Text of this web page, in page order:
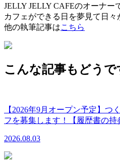
JELLY JELLY CAFEのオーナー
カフェができる日を夢見て日々
他の執筆記事はこちら
こんな記事もどうで
【2026年9月オープン予定】つ
フを募集します！【履歴書の持
2026.08.03